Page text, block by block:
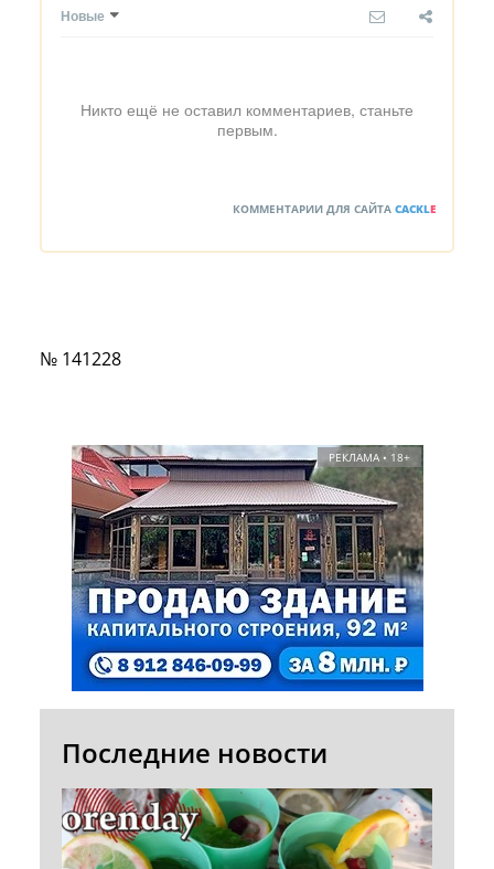
Новые
Никто ещё не оставил комментариев, станьте
первым.
КОММЕНТАРИИ ДЛЯ САЙТА CACKLE
№ 141228
РЕКЛАМА • 18+
Последние новости